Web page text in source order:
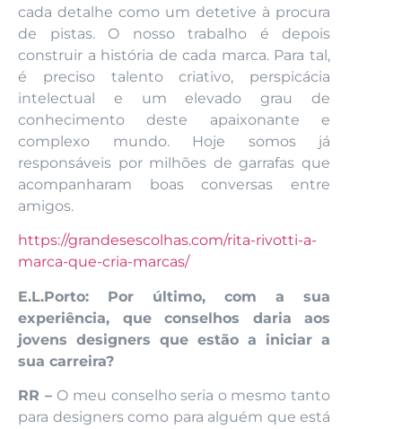
cada detalhe como um detetive à procura
de pistas. O nosso trabalho é depois
construir a história de cada marca. Para tal,
é preciso talento criativo, perspicácia
intelectual e um elevado grau de
conhecimento deste apaixonante e
complexo mundo. Hoje somos já
responsáveis por milhões de garrafas que
acompanharam boas conversas entre
amigos.
https://grandesescolhas.com/rita-rivotti-a-
marca-que-cria-marcas/
E.L.Porto: Por último, com a sua
experiência, que conselhos daria aos
jovens designers que estão a iniciar a
sua carreira?
RR – O meu conselho seria o mesmo tanto
para designers como para alguém que está